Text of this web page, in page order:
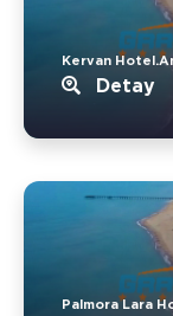
Kervan
Detay
Palmora Lara